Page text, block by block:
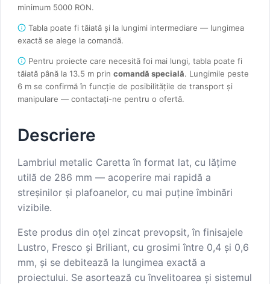
minimum 5000 RON.
Tabla poate fi tăiată și la lungimi intermediare — lungimea
exactă se alege la comandă.
Pentru proiecte care necesită foi mai lungi, tabla poate fi
tăiată până la 13.5 m prin comandă specială. Lungimile peste
6 m se confirmă în funcție de posibilitățile de transport și
manipulare — contactați-ne pentru o ofertă.
Descriere
Lambriul metalic Caretta în format lat, cu lățime
utilă de 286 mm — acoperire mai rapidă a
streșinilor și plafoanelor, cu mai puține îmbinări
vizibile.
Este produs din oțel zincat prevopsit, în finisajele
Lustro, Fresco și Briliant, cu grosimi între 0,4 și 0,6
mm, și se debitează la lungimea exactă a
proiectului. Se asortează cu învelitoarea și sistemul